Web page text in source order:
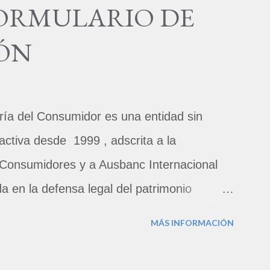
porque creen que están llevando a cabo
asumir la inutilidad de su acción. Sin
obtiene el servicio o el producto por el
de manera adecuada. El
personas que tienen razones para
DE
del Consumidor es una entidad sin
desde 1999 , adscrita a la
y a Ausbanc Internacional
en la defensa legal del patrimonio
MÁS INFORMACIÓN